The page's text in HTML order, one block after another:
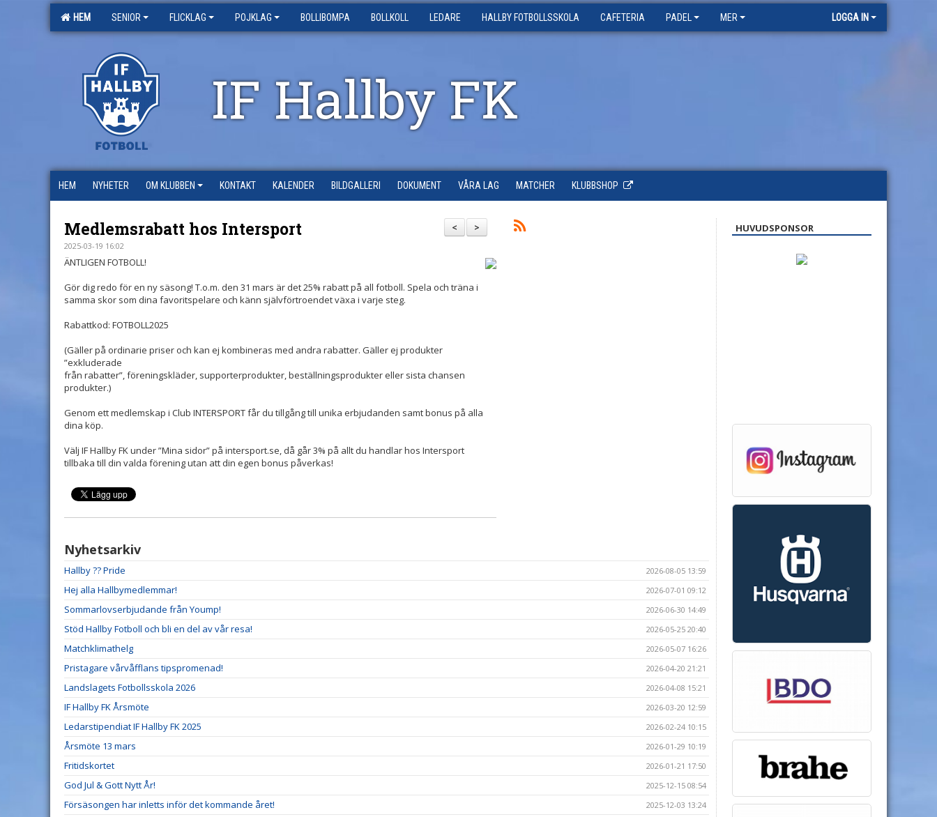
HEM SENIOR FLICKLAG POJKLAG BOLLIBOMPA BOLLKOLL LEDARE HALLBY FOTBOLLSSKOLA CAFETERIA PADEL MER LOGGA IN
IF Hallby FK
HEM NYHETER OM KLUBBEN KONTAKT KALENDER BILDGALLERI DOKUMENT VÅRA LAG MATCHER KLUBBSHOP
>
<
Medlemsrabatt hos Intersport
2025-03-19 16:02
ÄNTLIGEN FOTBOLL!
Gör dig redo för en ny säsong! T.o.m. den 31 mars är det 25% rabatt på all fotboll. Spela och träna i
samma skor som dina favoritspelare och känn självförtroendet växa i varje steg.
Rabattkod: FOTBOLL2025
(Gäller på ordinarie priser och kan ej kombineras med andra rabatter. Gäller ej produkter
”exkluderade
från rabatter”, föreningskläder, supporterprodukter, beställningsprodukter eller sista chansen
produkter.)
Genom ett medlemskap i Club INTERSPORT får du tillgång till unika erbjudanden samt bonus på alla
dina köp.
Välj IF Hallby FK under ”Mina sidor” på intersport.se, då går 3% på allt du handlar hos Intersport
tillbaka till din valda förening utan att din egen bonus påverkas!
Nyhetsarkiv
Hallby ?? Pride 2026-08-05 13:59
Hej alla Hallbymedlemmar! 2026-07-01 09:12
Sommarlovserbjudande från Yoump! 2026-06-30 14:49
Stöd Hallby Fotboll och bli en del av vår resa! 2026-05-25 20:40
Matchklimathelg 2026-05-07 16:26
Pristagare vårvåfflans tipspromenad! 2026-04-20 21:21
Landslagets Fotbollsskola 2026 2026-04-08 15:21
IF Hallby FK Årsmöte 2026-03-20 12:59
Ledarstipendiat IF Hallby FK 2025 2026-02-24 10:15
Årsmöte 13 mars 2026-01-29 10:19
Fritidskortet 2026-01-21 17:50
God Jul & Gott Nytt År! 2025-12-15 08:54
Försäsongen har inletts inför det kommande året! 2025-12-03 13:24
HUVUDSPONSOR